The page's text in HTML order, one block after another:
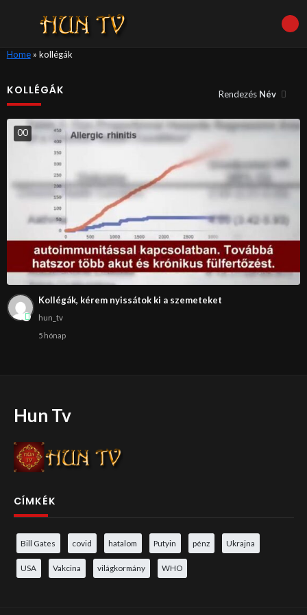
Home» kollégák
KOLLÉGÁK Rendezés Név
00
Kollégák, kérem nyissátok ki a szemeteket
hun_tv
5 hónap
Hun Tv
CÍMKÉK
Bill Gates covid hatalom Putyin pénz Ukrajna
USA Vakcina világkormány WHO